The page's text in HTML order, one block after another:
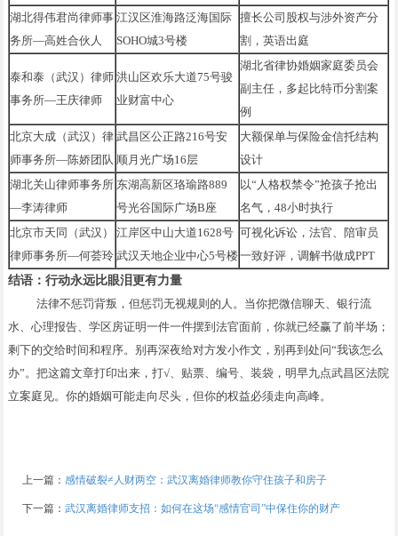
湖北得伟君尚律师事
务所—高姓合伙人
江汉区淮海路泛海国际
SOHO城3号楼
擅长公司股权与涉外资产分
割，英语出庭
泰和泰（武汉）律师
事务所—王庆律师
洪山区欢乐大道75号骏
业财富中心
湖北省律协婚姻家庭委员会
副主任，多起比特币分割案
例
北京大成（武汉）律
师事务所—陈娇团队
武昌区公正路216号安
顺月光广场16层
大额保单与保险金信托结构
设计
湖北关山律师事务所
—李涛律师
东湖高新区珞瑜路889
号光谷国际广场B座
以“人格权禁令”抢孩子抢出
名气，48小时执行
北京市天同（武汉）
律师事务所—何荟玲
江岸区中山大道1628号
武汉天地企业中心5号楼
可视化诉讼，法官、陪审员
一致好评，调解书做成PPT
结语：行动永远比眼泪更有力量
法律不惩罚背叛，但惩罚无视规则的人。当你把微信聊天、银行流
水、心理报告、学区房证明一件一件摆到法官面前，你就已经赢了前半场；
剩下的交给时间和程序。别再深夜给对方发小作文，别再到处问“我该怎么
办”。把这篇文章打印出来，打√、贴票、编号、装袋，明早九点武昌区法院
立案庭见。你的婚姻可能走向尽头，但你的权益必须走向高峰。
上一篇： 感情破裂≠人财两空：武汉离婚律师教你守住孩子和房子
下一篇： 武汉离婚律师支招：如何在这场“感情官司”中保住你的财产